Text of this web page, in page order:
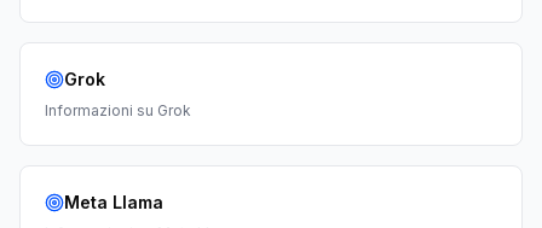
Grok
Informazioni su Grok
Meta Llama